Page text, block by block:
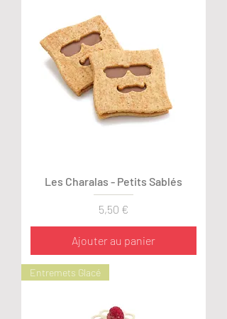
Les Charalas - Petits Sablés
Prix
5,50 €
Ajouter au panier
Entremets Glacé